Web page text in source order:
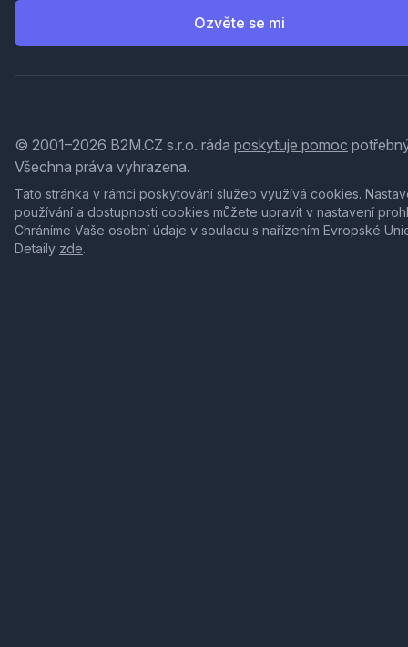
Ozvěte se mi
© 2001–2026 B2M.CZ s.r.o. ráda poskytuje pomoc
Všechna práva vyhrazena.
Tato stránka v rámci poskytování služeb využívá cookies.
používání a dostupnosti cookies můžete upravit v nastavení
Chráníme Vaše osobní údaje v souladu s nařízením Evropské
Detaily zde.